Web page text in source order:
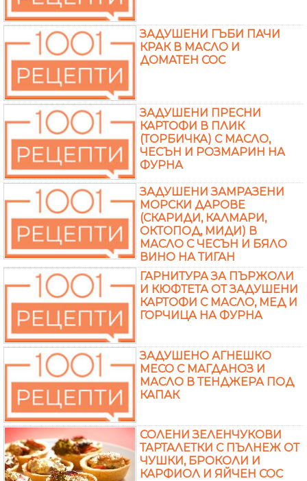
ЗАДУШЕНИ ГЪБИ ПАЧИ
КРАК В МАСЛО И
ДОМАТЕН СОС
ЗАДУШЕНИ ПРЕСНИ
КАРТОФИ В ПЛИК
(ТОРБИЧКА) С МАСЛО,
ЧЕСЪН И РОЗМАРИН НА
ФУРНА
ЗАДУШЕНИ ЗАМРАЗЕНИ
МОРСКИ ДАРОВЕ
(СКАРИДИ, КАЛМАРИ,
ОКТОПОД, МИДИ) В
МАСЛО С ЧЕСЪН И БЯЛО
ВИНО НА ТИГАН
ГАРНИТУРА ЗА ПЪРЖОЛИ
И КЮФТЕТА ОТ ЗАДУШЕНИ
КАРТОФИ С МАСЛО, МЕД И
ГОРЧИЦА НА ФУРНА
ЗАДУШЕНО АГНЕШКО
МЕСО С МАГДАНОЗ И
МАСЛО В ТЕНДЖЕРА ПОД
КАПАК
СОЛЕНИ ЗЕЛЕНЧУКОВИ
ТАРТАЛЕТКИ С ПЪЛНЕЖ ОТ
ЧУШКИ, БРОКОЛИ И
КАРФИОЛ И ЯЙЧЕН СОС